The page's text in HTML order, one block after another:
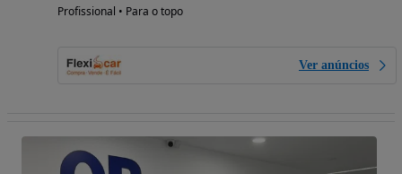
Profissional • Para o topo
Ver anúncios